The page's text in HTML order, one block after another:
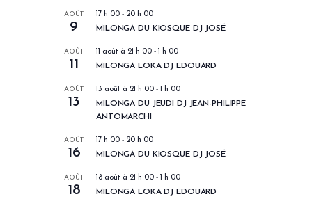
AOÛT
9
17 h 00 - 20 h 00
MILONGA DU KIOSQUE DJ JOSÉ
AOÛT
11
11 août à 21 h 00 - 1 h 00
MILONGA LOKA DJ EDOUARD
AOÛT
13
13 août à 21 h 00 - 1 h 00
MILONGA DU JEUDI DJ JEAN-PHILIPPE
ANTOMARCHI
AOÛT
16
17 h 00 - 20 h 00
MILONGA DU KIOSQUE DJ JOSÉ
AOÛT
18
18 août à 21 h 00 - 1 h 00
MILONGA LOKA DJ EDOUARD